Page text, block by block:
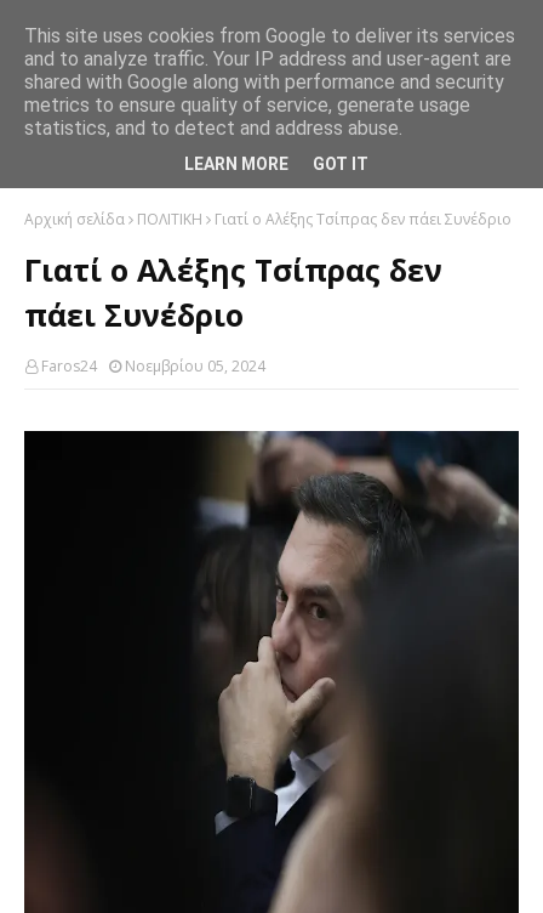
Αρχική σελίδα ΠΟΛΙΤΙΚΗ Γιατί ο Αλέξης Τσίπρας δεν πάει Συνέδριο
Γιατί ο Αλέξης Τσίπρας δεν
πάει Συνέδριο
Faros24 Νοεμβρίου 05, 2024
This site uses cookies from Google to deliver its services
and to analyze traffic. Your IP address and user-agent are
shared with Google along with performance and security
metrics to ensure quality of service, generate usage
statistics, and to detect and address abuse.
LEARN MORE GOT IT